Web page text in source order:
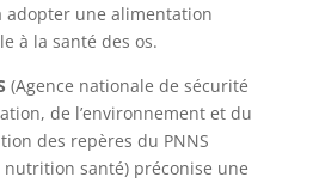
adopter une alimentation
à la santé des os.
(Agence nationale de sécurité
de l’environnement et du
des repères du PNNS
santé) préconise une